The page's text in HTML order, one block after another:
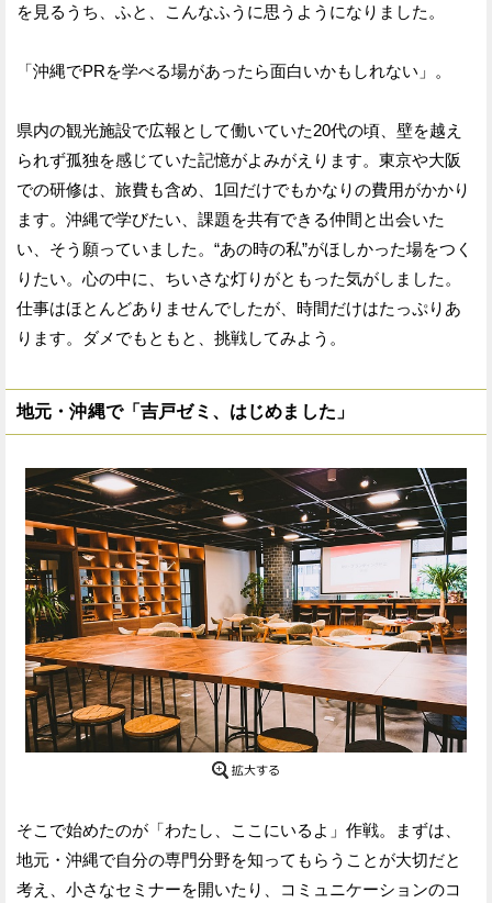
を見るうち、ふと、こんなふうに思うようになりました。
「沖縄でPRを学べる場があったら面白いかもしれない」。
県内の観光施設で広報として働いていた20代の頃、壁を越え
られず孤独を感じていた記憶がよみがえります。東京や大阪
での研修は、旅費も含め、1回だけでもかなりの費用がかかり
ます。沖縄で学びたい、課題を共有できる仲間と出会いた
い、そう願っていました。“あの時の私”がほしかった場をつく
りたい。心の中に、ちいさな灯りがともった気がしました。
仕事はほとんどありませんでしたが、時間だけはたっぷりあ
ります。ダメでもともと、挑戦してみよう。
地元・沖縄で「吉戸ゼミ、はじめました」
そこで始めたのが「わたし、ここにいるよ」作戦。まずは、
地元・沖縄で自分の専門分野を知ってもらうことが大切だと
考え、小さなセミナーを開いたり、コミュニケーションのコ